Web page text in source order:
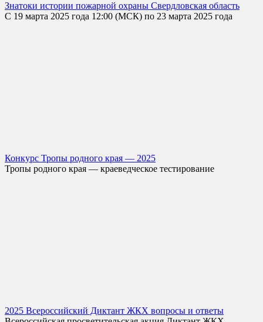
Знатоки истории пожарной охраны Свердловская область
С 19 марта 2025 года 12:00 (МСК) по 23 марта 2025 года
Конкурс Тропы родного края — 2025
Тропы родного края — краеведческое тестирование
2025 Всероссийский Диктант ЖКХ вопросы и ответы